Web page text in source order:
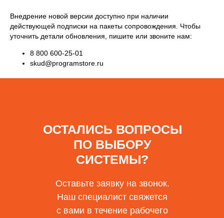
Внедрение новой версии доступно при наличии
действующей подписки на пакеты сопровождения. Чтобы
уточнить детали обновления, пишите или звоните нам:
8 800 600-25-01
skud@programstore.ru
ОСТАЛИСЬ ВОПРОСЫ
ПО ВЫБОРУ
СИСТЕМЫ?
Оставьте заявку на звонок.
Наш специалист свяжется
с вами в течение рабочего